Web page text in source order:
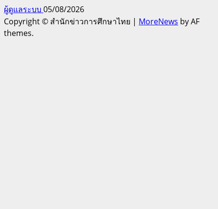
ผู้ดูแลระบบ 05/08/2026
Copyright © สำนักข่าวการศึกษาไทย | MoreNews by AF
themes.